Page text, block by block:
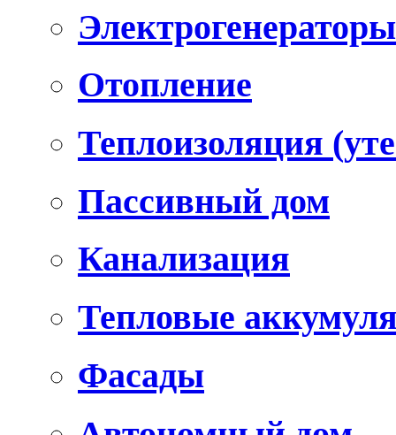
Электрогенераторы
Отопление
Теплоизоляция
Пассивный дом
Канализация
Тепловые
Фасады